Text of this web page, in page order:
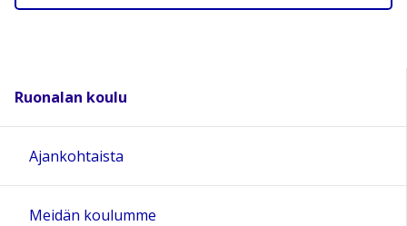
Ruonalan koulu
Ajankohtaista
Meidän koulumme